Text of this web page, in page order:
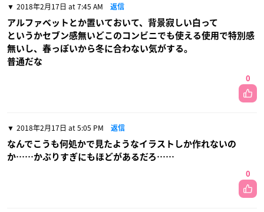
2018年2月17日 at 7:45 AM 返信
アルファベットとか置いておいて、背景寂しい白って
というかセブン感無いどこのコンビニでも使える使用で特別感
無いし、春っぽいから冬に合わない気がする。
普通だな
0
2018年2月17日 at 5:05 PM 返信
なんでこうも何処かで見たようなイラストしか作れないの
か……かぶりすぎにもほどがあるだろ……
0